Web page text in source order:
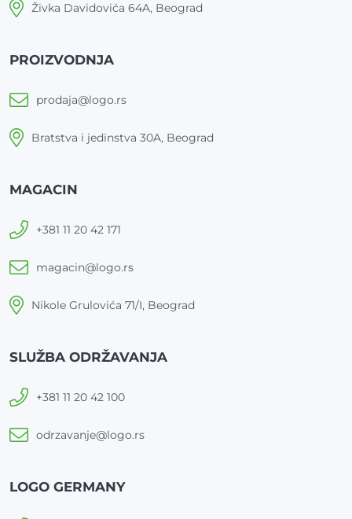
Živka Davidovića 64A, Beograd
PROIZVODNJA
prodaja@logo.rs
Bratstva i jedinstva 30A, Beograd
MAGACIN
+381 11 20 42 171
magacin@logo.rs
Nikole Grulovića 71/I, Beograd
SLUŽBA ODRŽAVANJA
+381 11 20 42 100
odrzavanje@logo.rs
LOGO GERMANY